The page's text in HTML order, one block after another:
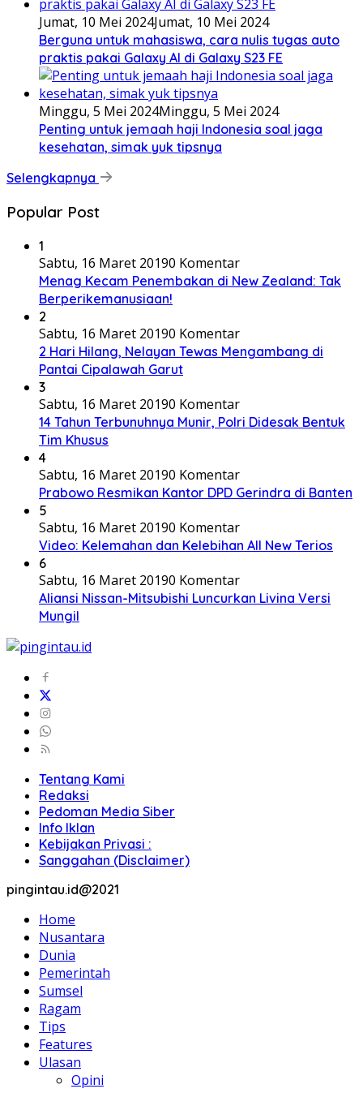
Jumat, 10 Mei 2024Jumat, 10 Mei 2024
Berguna untuk mahasiswa, cara nulis tugas auto
praktis pakai Galaxy AI di Galaxy S23 FE
Minggu, 5 Mei 2024Minggu, 5 Mei 2024
Penting untuk jemaah haji Indonesia soal jaga
kesehatan, simak yuk tipsnya
Selengkapnya
Popular Post
1
Sabtu, 16 Maret 20190 Komentar
Menag Kecam Penembakan di New Zealand: Tak
Berperikemanusiaan!
2
Sabtu, 16 Maret 20190 Komentar
2 Hari Hilang, Nelayan Tewas Mengambang di
Pantai Cipalawah Garut
3
Sabtu, 16 Maret 20190 Komentar
14 Tahun Terbunuhnya Munir, Polri Didesak Bentuk
Tim Khusus
4
Sabtu, 16 Maret 20190 Komentar
Prabowo Resmikan Kantor DPD Gerindra di Banten
5
Sabtu, 16 Maret 20190 Komentar
Video: Kelemahan dan Kelebihan All New Terios
6
Sabtu, 16 Maret 20190 Komentar
Aliansi Nissan-Mitsubishi Luncurkan Livina Versi
Mungil
Tentang Kami
Redaksi
Pedoman Media Siber
Info Iklan
Kebijakan Privasi :
Sanggahan (Disclaimer)
pingintau.id@2021
Home
Nusantara
Dunia
Pemerintah
Sumsel
Ragam
Tips
Features
Ulasan
Opini